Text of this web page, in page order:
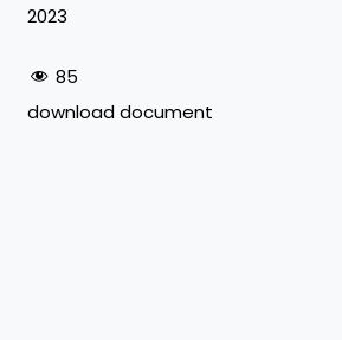
2023
85
download document